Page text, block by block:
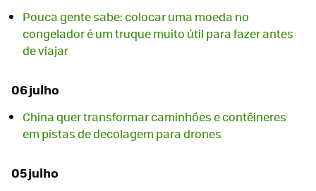
Pouca gente sabe: colocar uma moeda no
congelador é um truque muito útil para fazer antes
de viajar
06 julho
China quer transformar caminhões e contêineres
em pistas de decolagem para drones
05 julho